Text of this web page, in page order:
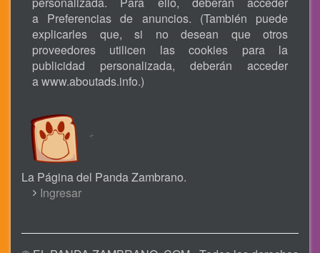
a Preferencias de anuncios. (También puede
explicarles que, si no desean que otros
proveedores utilicen las cookies para la
publicidad personalizada, deberán acceder
awww.aboutads.info.)
La Página del Panda Zambrano.
USER
MENU
Ingresar